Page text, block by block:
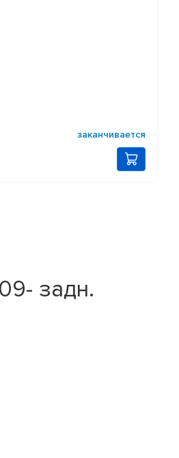
заканчивается
задн.